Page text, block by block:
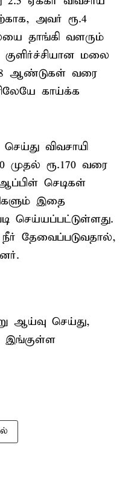
அவர் ரூ.4
தாங்கி வளரும்
மலை
8 ஆண்டுகள் வரை
காய்க்க
விவசாயி
முதல் ரூ.170 வரை
செடிகள்
இதை
செய்யப்பட்டுள்ளது.
நீர் தேவைப்படுவதால்,
ஆய்வு செய்து,
இங்குள்ள